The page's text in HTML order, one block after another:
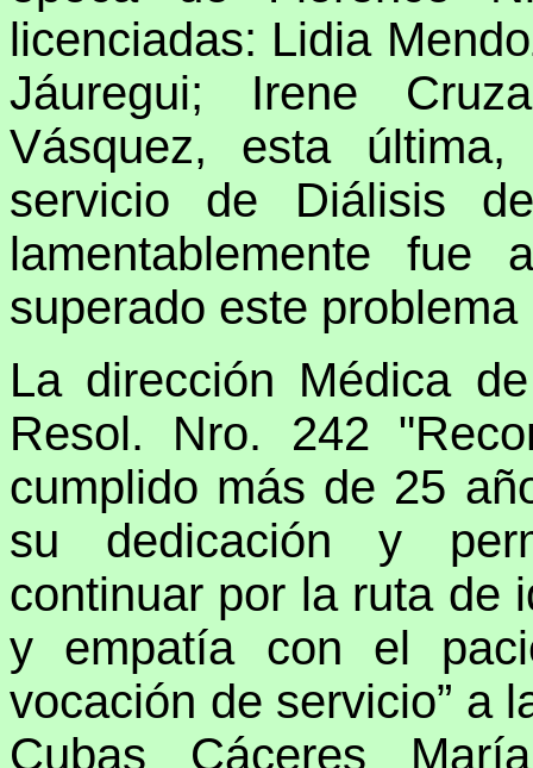
licenciadas: Lidia
Jáuregui; Irene
Vásquez, esta
servicio de Diálisis
lamentablemente fue
superado este
La dirección Médica
Resol. Nro. 242
cumplido más de 25
su dedicación y
continuar por la ruta de
y empatía con el
vocación de servicio” a
Cubas Cáceres